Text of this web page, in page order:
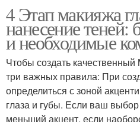
4 Этап макияжа
нанесение теней:
и необходимые
Чтобы создать качественный
три важных правила: При
определиться с зоной
глаза и губы. Если ваш выбор
меньший акцент, если